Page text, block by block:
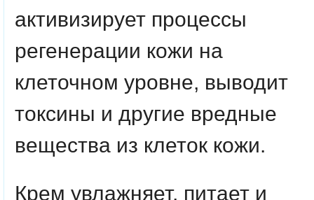
активизирует процессы
регенерации кожи на
клеточном уровне, выводит
токсины и другие вредные
вещества из клеток кожи.
Крем увлажняет, питает и